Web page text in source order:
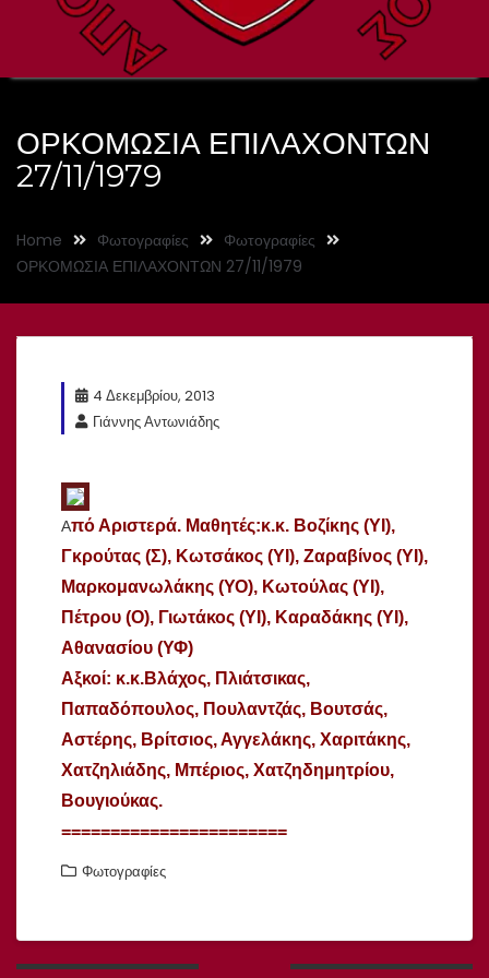
ΟΡΚΟΜΩΣΙΑ ΕΠΙΛΑΧΟΝΤΩΝ
27/11/1979
Home Φωτογραφίες
Φωτογραφίες
ΟΡΚΟΜΩΣΙΑ ΕΠΙΛΑΧΟΝΤΩΝ 27/11/1979
4 Δεκεμβρίου, 2013
Γιάννης Αντωνιάδης
Από Αριστερά. Μαθητές:κ.κ. Βοζίκης (ΥΙ),
Γκρούτας (Σ), Κωτσάκος (ΥΙ), Ζαραβίνος (ΥΙ),
Μαρκομανωλάκης (ΥΟ), Κωτούλας (ΥΙ),
Πέτρου (Ο), Γιωτάκος (ΥΙ), Καραδάκης (ΥΙ),
Αθανασίου (ΥΦ)
Αξκοί: κ.κ.Βλάχος, Πλιάτσικας,
Παπαδόπουλος, Πουλαντζάς, Βουτσάς,
Αστέρης, Βρίτσιος, Αγγελάκης, Χαριτάκης,
Χατζηλιάδης, Μπέριος, Χατζηδημητρίου,
Βουγιούκας.
=======================
Φωτογραφίες